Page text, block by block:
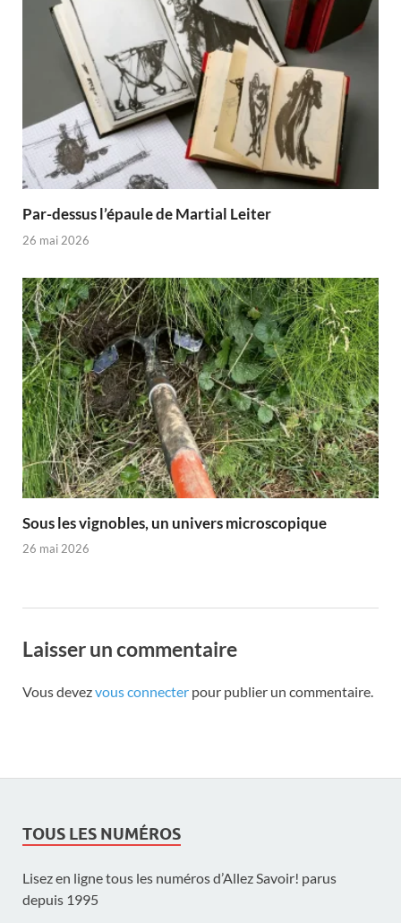
Par-dessus l’épaule de Martial Leiter
26 mai 2026
Sous les vignobles, un univers microscopique
26 mai 2026
Laisser un commentaire
Vous devezvous connecter pour publier un commentaire.
TOUS LES NUMÉROS
Lisez en ligne tous les numéros d’Allez Savoir! parus
depuis 1995